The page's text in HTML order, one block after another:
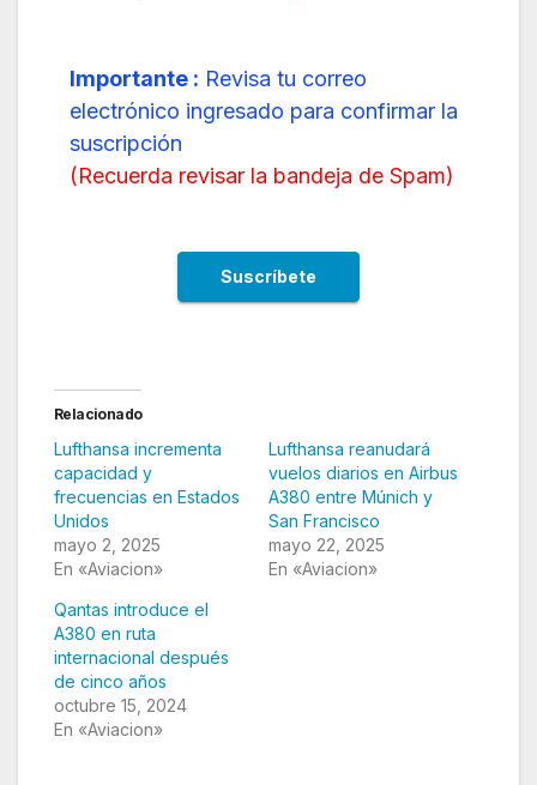
Importante : Revisa tu correo
electrónico ingresado para confirmar la
suscripción
(Recuerda revisar la bandeja de Spam)
Relacionado
Lufthansa incrementa
capacidad y
frecuencias en Estados
Unidos
mayo 2, 2025
En «Aviacion»
Lufthansa reanudará
vuelos diarios en Airbus
A380 entre Múnich y
San Francisco
mayo 22, 2025
En «Aviacion»
Qantas introduce el
A380 en ruta
internacional después
de cinco años
octubre 15, 2024
En «Aviacion»